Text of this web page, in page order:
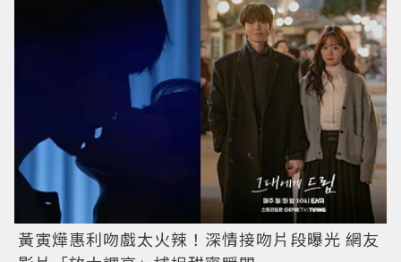
黃寅燁惠利吻戲太火辣！深情接吻片段曝光 網友